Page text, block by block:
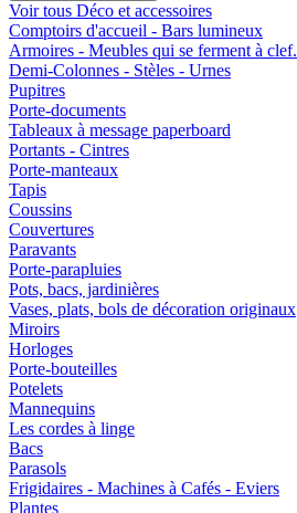
Voir tous Déco et accessoires
Comptoirs d'accueil - Bars lumineux
Armoires - Meubles qui se ferment à clef.
Demi-Colonnes - Stèles - Urnes
Pupitres
Porte-documents
Tableaux à message paperboard
Portants - Cintres
Porte-manteaux
Tapis
Coussins
Couvertures
Paravants
Porte-parapluies
Pots, bacs, jardinières
Vases, plats, bols de décoration originaux
Miroirs
Horloges
Porte-bouteilles
Potelets
Mannequins
Les cordes à linge
Bacs
Parasols
Frigidaires - Machines à Cafés - Eviers
Plantes